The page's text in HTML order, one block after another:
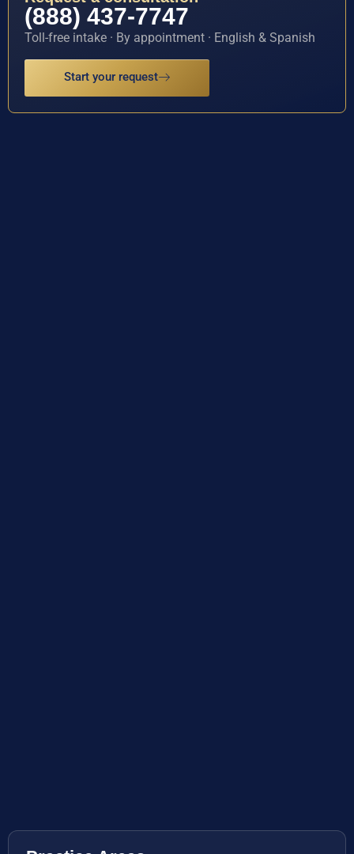
(888) 437-7747
Toll-free intake · By appointment · English & Spanish
Start your request